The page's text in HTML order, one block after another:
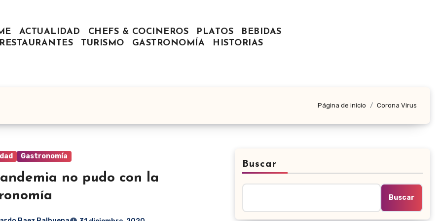
ACTUALIDAD CHEFS & COCINEROS PLATOS
BEBIDAS
RESTAURANTES
TURISMO GASTRONOMÍA HISTORIAS
Página de inicio Corona Virus
Gastronomía
no pudo con la
Buscar
Buscar